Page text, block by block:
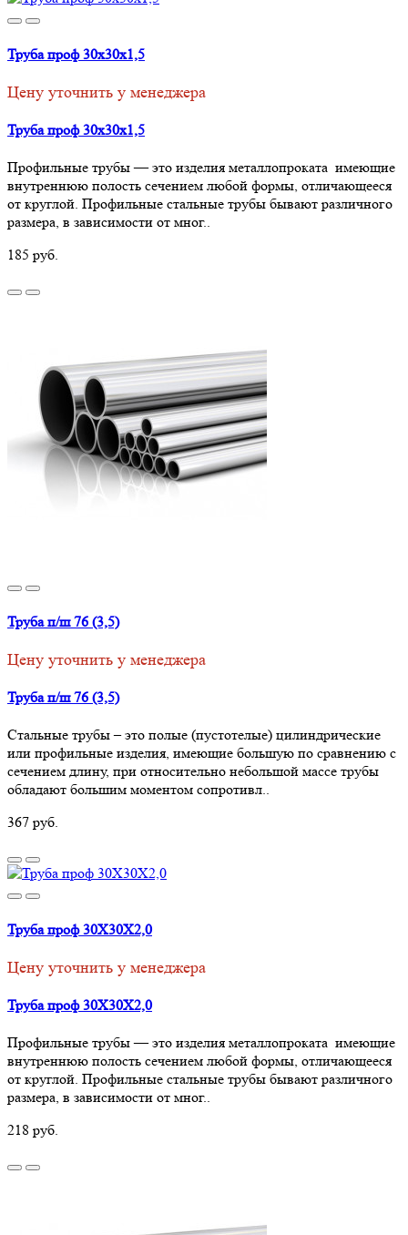
Труба проф 30х30х1,5
Цену уточнить у менеджера
Труба проф 30х30х1,5
Профильные трубы — это изделия металлопроката имеющие
внутреннюю полость сечением любой формы, отличающееся
от круглой. Профильные стальные трубы бывают различного
размера, в зависимости от мног..
185 руб.
Труба п/ш 76 (3,5)
Цену уточнить у менеджера
Труба п/ш 76 (3,5)
Стальные трубы – это полые (пустотелые) цилиндрические
или профильные изделия, имеющие большую по сравнению с
сечением длину, при относительно небольшой массе трубы
обладают большим моментом сопротивл..
367 руб.
Труба проф 30Х30Х2,0
Цену уточнить у менеджера
Труба проф 30Х30Х2,0
Профильные трубы — это изделия металлопроката имеющие
внутреннюю полость сечением любой формы, отличающееся
от круглой. Профильные стальные трубы бывают различного
размера, в зависимости от мног..
218 руб.